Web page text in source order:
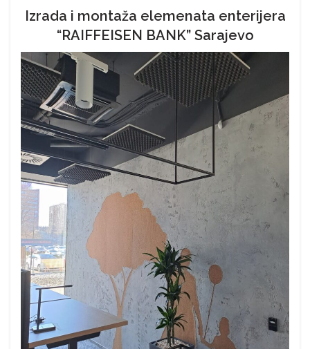
Izrada i montaža elemenata enterijera
“RAIFFEISEN BANK” Sarajevo